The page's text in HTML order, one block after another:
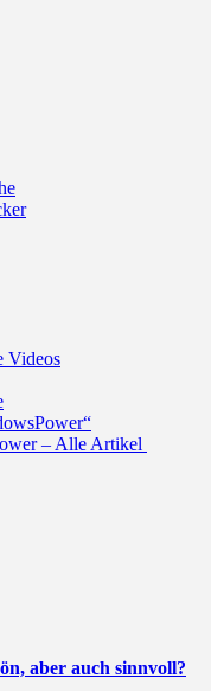
Videos
– Alle Artikel
aber auch sinnvoll?